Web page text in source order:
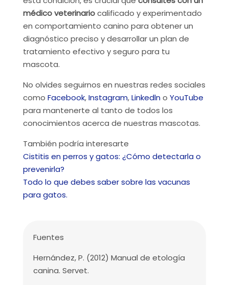
médico veterinariocalificado y experimentado
en comportamiento canino para obtener un
diagnóstico preciso y desarrollar un plan de
tratamiento efectivo y seguro para tu
mascota.
No olvides seguirnos en nuestras redes sociales
como Facebook,Instagram,Linkedlno YouTube
para mantenerte al tanto de todos los
conocimientos acerca de nuestras mascotas.
También podría interesarte
Cistitis en perros y gatos: ¿Cómo detectarla o
prevenirla?
Todo lo que debes saber sobre las vacunas
para gatos.
Fuentes
Hernández, P. (2012) Manual de etología
canina. Servet.